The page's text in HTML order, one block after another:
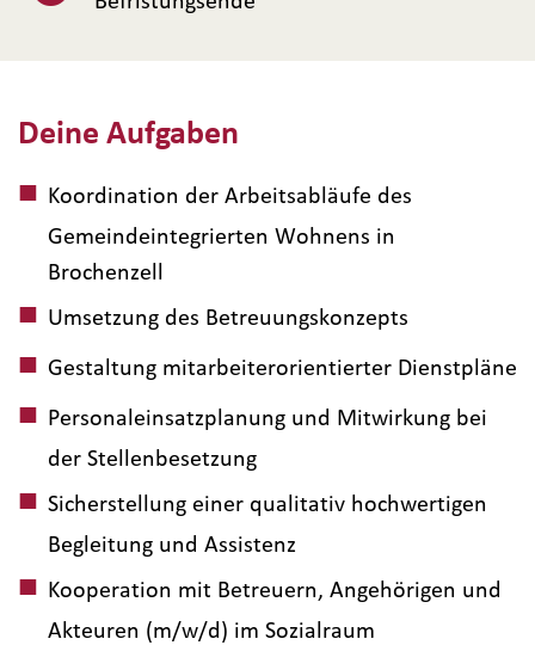
Deine Aufgaben
Koordination der Arbeitsabläufe des
Gemeindeintegrierten Wohnens in
Brochenzell
Umsetzung des Betreuungskonzepts
Gestaltung mitarbeiterorientierter Dienstpläne
Personaleinsatzplanung und Mitwirkung bei
der Stellenbesetzung
Sicherstellung einer qualitativ hochwertigen
Begleitung und Assistenz
Kooperation mit Betreuern, Angehörigen und
Akteuren (m/w/d) im Sozialraum